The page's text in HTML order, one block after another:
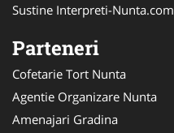
Sustine Interpreti-Nunta.com
Parteneri
Cofetarie Tort Nunta
Agentie Organizare Nunta
Amenajari Gradina